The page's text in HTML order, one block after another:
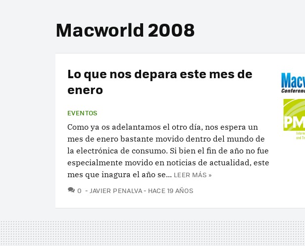
Macworld 2008
Lo que nos depara este mes de
enero
EVENTOS
Como ya os adelantamos el otro día, nos espera un
mes de enero bastante movido dentro del mundo de
la electrónica de consumo. Si bien el fin de año no fue
especialmente movido en noticias de actualidad, este
mes que inagura el año se... LEER MÁS »
0 COMENTARIOS
JAVIER PENALVA HACE 19 AÑOS